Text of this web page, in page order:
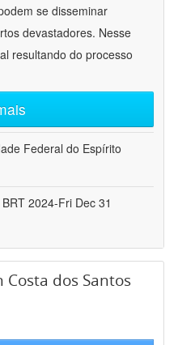
se disseminar
devastadores. Nesse
resultando do processo
Federal do Espírito
2024-Fri Dec 31
Costa dos Santos